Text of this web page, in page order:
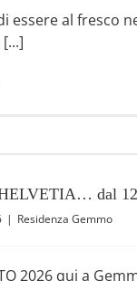
essere al fresco
dal
| Residenza Gemmo
2026 qui a